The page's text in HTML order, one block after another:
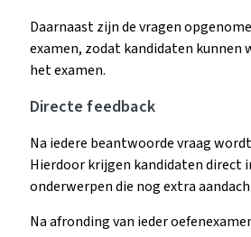
Daarnaast zijn de vragen
examen, zodat kandidaten kunnen
het examen.
Directe feedback
Na iedere beantwoorde vraag
Hierdoor krijgen kandidaten direct
onderwerpen die nog extra
Na afronding van ieder